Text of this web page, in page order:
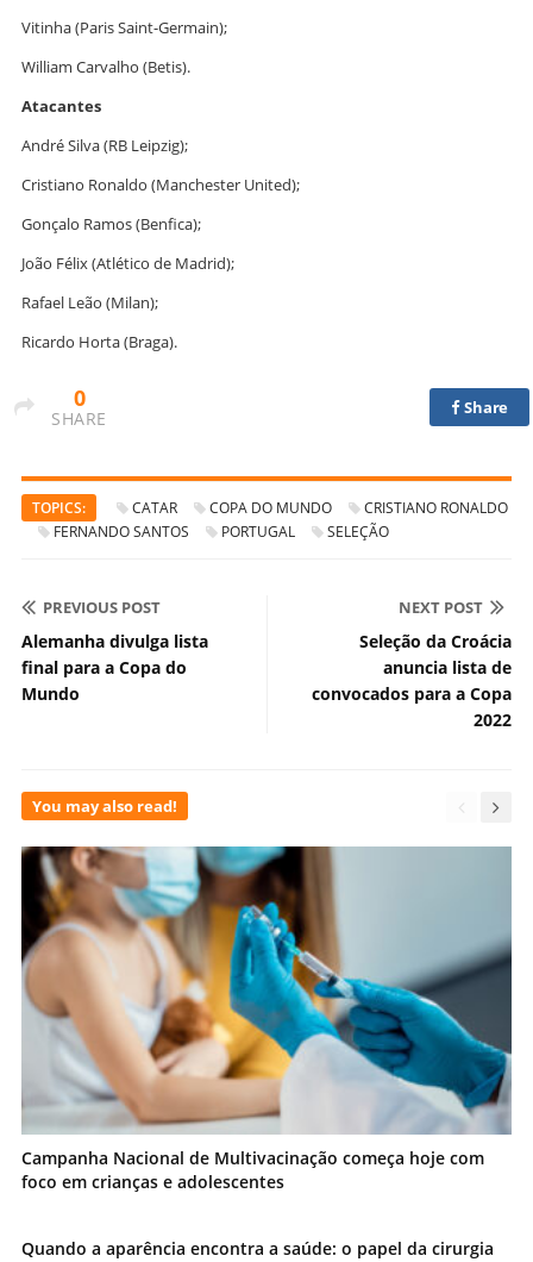
Vitinha (Paris Saint-Germain);
William Carvalho (Betis).
Atacantes
André Silva (RB Leipzig);
Cristiano Ronaldo (Manchester United);
Gonçalo Ramos (Benfica);
João Félix (Atlético de Madrid);
Rafael Leão (Milan);
Ricardo Horta (Braga).
0
SHARE
Share
TOPICS: CATAR COPA DO MUNDO
CRISTIANO RONALDO
FERNANDO SANTOS
PORTUGAL SELEÇÃO
PREVIOUS POST
Alemanha divulga lista
final para a Copa do
Mundo
NEXT POST
Seleção da Croácia
anuncia lista de
convocados para a Copa
2022
You may also read!
Campanha Nacional de Multivacinação começa hoje com
foco em crianças e adolescentes
Quando a aparência encontra a saúde: o papel da cirurgia